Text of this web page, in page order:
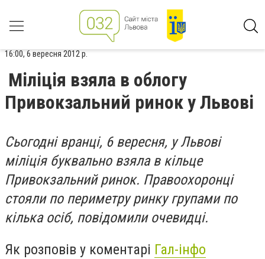
16:00, 6 вересня 2012 р.
Міліція взяла в облогу
Привокзальний ринок у Львові
Сьогодні вранці, 6 вересня, у Львові
міліція буквально взяла в кільце
Привокзальний ринок. Правоохоронці
стояли по периметру ринку групами по
кілька осіб, повідомили очевидці.
Як розповів у коментарі Гал-інфо